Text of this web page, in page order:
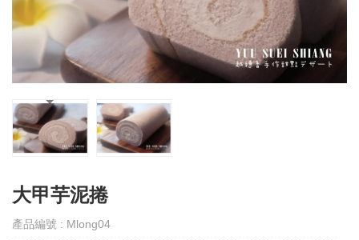
月
Cakes
取
得
市
線
上
會
大甲芋泥捲
產品編號 : Mlong04